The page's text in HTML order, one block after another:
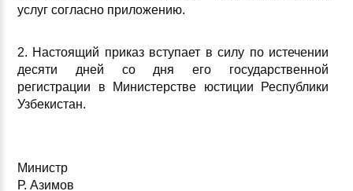
услуг согласно приложению.
2. Настоящий приказ вступает в силу по истечении
десяти дней со дня его государственной
регистрации в Министерстве юстиции Республики
Узбекистан.
Министр
Р. Азимов